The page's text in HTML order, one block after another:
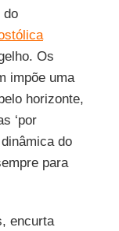
do
Os
impõe uma
horizonte,
‘por
do
para
encurta